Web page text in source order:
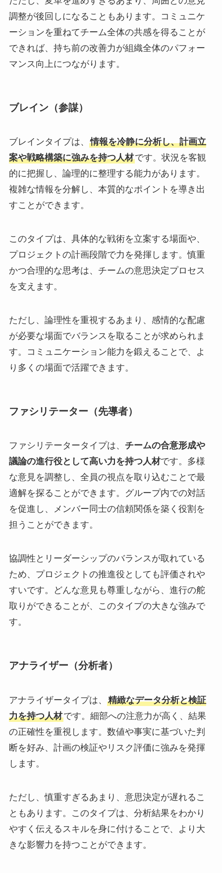
調整が後回しになることもあります。コミュニケ
ーションを重ねてチーム全体の共感を得ることが
できれば、持ち前の改善力が組織全体のパフォー
マンス向上につながります。
ブレイン（参謀）
ブレインタイプは、 情報を冷静に分析し、計画立
案や戦略構築に強みを持つ人材です。状況を客観
的に把握し、論理的に整理する能力があります。
複雑な情報を分解し、本質的なポイントを導き出
すことができます。
このタイプは、具体的な戦術を立案する場面や、
プロジェクトの計画段階で力を発揮します。慎重
かつ合理的な思考は、チームの意思決定プロセス
を支えます。
ただし、論理性を重視するあまり、感情的な配慮
が必要な場面でバランスを取ることが求められま
す。コミュニケーション能力を鍛えることで、よ
り多くの場面で活躍できます。
ファシリテーター（先導者）
ファシリテータータイプは、 チームの合意形成や
議論の進行役として高い力を持つ人材です。多様
な意見を調整し、全員の視点を取り込むことで最
適解を探ることができます。グループ内での対話
を促進し、メンバー同士の信頼関係を築く役割を
担うことができます。
協調性とリーダーシップのバランスが取れている
ため、プロジェクトの推進役としても評価されや
すいです。どんな意見も尊重しながら、進行の舵
取りができることが、このタイプの大きな強みで
す。
アナライザー（分析者）
アナライザータイプは、 精緻なデータ分析と検証
力を持つ人材です。細部への注意力が高く、結果
の正確性を重視します。数値や事実に基づいた判
断を好み、計画の検証やリスク評価に強みを発揮
します。
ただし、慎重すぎるあまり、意思決定が遅れるこ
ともあります。このタイプは、分析結果をわかり
やすく伝えるスキルを身に付けることで、より大
きな影響力を持つことができます。